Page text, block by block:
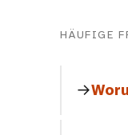
HÄUFIGE